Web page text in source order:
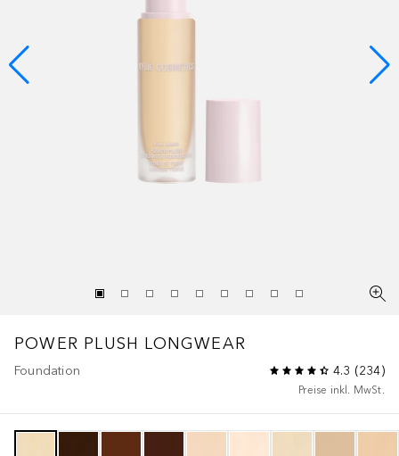
POWER PLUSH LONGWEAR
Foundation 4.3 (234)
Preise inkl. MwSt.